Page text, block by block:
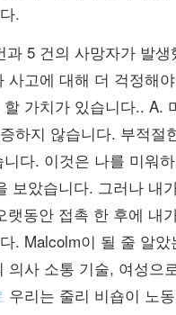
.
5 건의 사망자가 발
사고에 대해 더 걱정해
가치가 있습니다..
하지 않습니다. 부적
다. 이것은 나를 미워
보았습니다. 그러나 내
랫동안 접촉 한 후에 내
. Malcolm이 될 줄 알
사 소통 기술, 여성
우리는 줄리 비숍이 노